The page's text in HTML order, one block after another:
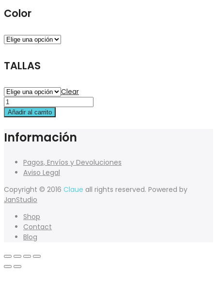
Color
TALLAS
Clear
Añadir al carrito
Información
Pagos, Envíos y Devoluciones
Aviso Legal
Copyright © 2016 Claue all rights reserved. Powered by
JanStudio
Shop
Contact
Blog